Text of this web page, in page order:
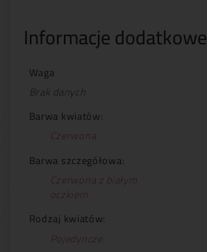
Informacje dodatkowe
Waga
Brak danych
Barwa kwiatów:
Czerwona
Barwa szczegółowa:
Czerwona z białym
oczkiem
Rodzaj kwiatów:
Pojedyncze